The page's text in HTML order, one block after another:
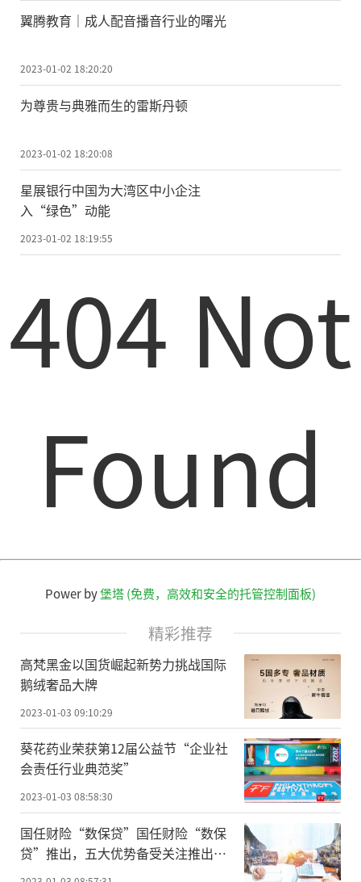
翼腾教育｜成人配音播音行业的曙光
2023-01-02 18:20:20
为尊贵与典雅而生的雷斯丹顿
2023-01-02 18:20:08
星展银行中国为大湾区中小企注
入“绿色”动能
2023-01-02 18:19:55
404 Not
Found
Power by堡塔 (免费，高效和安全的托管控制面板)
精彩推荐
高梵黑金以国货崛起新势力挑战国际
鹅绒奢品大牌
2023-01-03 09:10:29
葵花药业荣获第12届公益节“企业社
会责任行业典范奖”
2023-01-03 08:58:30
国任财险“数保贷”国任财险“数保
贷”推出，五大优势备受关注推出，
五大优势备受关注